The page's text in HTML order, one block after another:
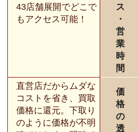
43店舗展開でどこで
もアクセス可能！
ス
・
営
業
時
間
直営店だからムダな
コストを省き、買取
価格に還元。下取り
のように価格が不明
価
格
の
透